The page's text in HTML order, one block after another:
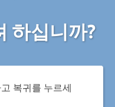
하십니까?
복귀를 누르세